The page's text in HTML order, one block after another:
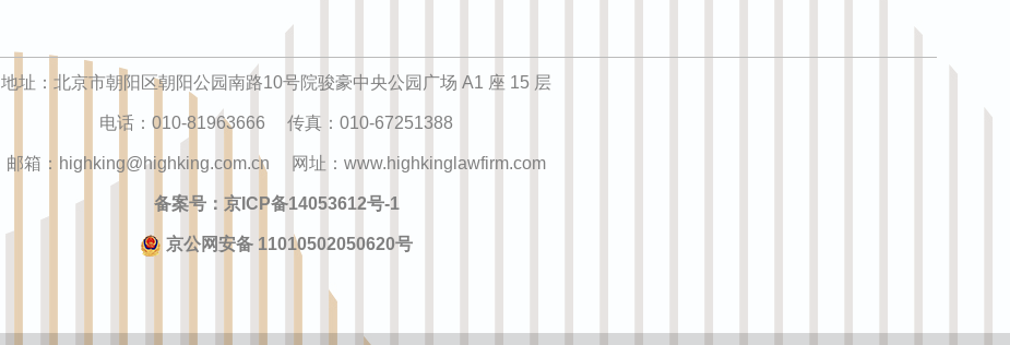
地址：北京市朝阳区朝阳公园南路10号院骏豪中央公园广场 A1 座 15 层
电话：010-81963666 传真：010-67251388
邮箱：highking@highking.com.cn 网址：www.highkinglawfirm.com
备案号：京ICP备14053612号-1
京公网安备 11010502050620号